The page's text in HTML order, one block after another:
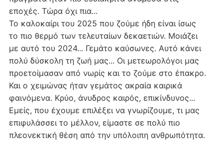
εποχές. Τώρα όχι πια...
Το καλοκαίρι του 2025 που ζούμε ήδη είναι ίσως
το πιο θερμό των τελευταίων δεκαετιών. Μοιάζει
με αυτό του 2024... Γεμάτο καύσωνες. Αυτό κάνει
πολύ δύσκολη τη ζωή μας... Οι μετεωρολόγοι μας
προετοίμασαν από νωρίς και το ζούμε στο έπακρο.
Και ο χειμώνας ήταν γεμάτος ακραία καιρικά
φαινόμενα. Κρύο, άνυδρος καιρός, επικίνδυνος...
Εμείς, που έχουμε επιλέξει να γνωρίζουμε, τι μας
επιφυλάσσει το μέλλον, είμαστε σε πολύ πιο
πλεονεκτική θέση από την υπόλοιπη ανθρωπότητα.